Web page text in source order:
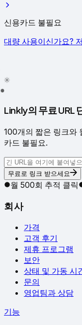
신용카드 불필요
대량 사용이신가요?
●
Linkly의 무료 URL
100개의 짧은 링크와
카드 불필요.
무료로 링크 받으세요
월 500회 추적 클릭
회사
가격
고객 후기
제휴 프로그램
보안
상태 및 가동 시
문의
영업팀과 상담
기능